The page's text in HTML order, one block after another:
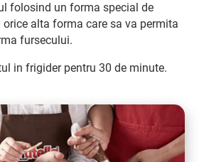
folosind un forma special de
alta forma care sa va permita
fursecului.
in frigider pentru 30 de minute.